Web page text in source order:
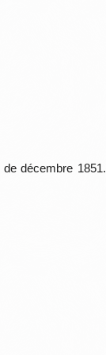
décembre 1851.